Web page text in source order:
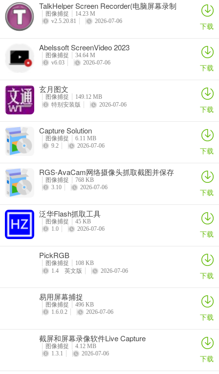
TalkHelper Screen Recorder(电脑屏幕录制
工具)
图像捕捉
14.23 M
v2.5.20.81
2026-07-06 下载
Abelssoft ScreenVideo 2023
图像捕捉
34.64 M
v6.03
2026-07-06 下载
玄月图文
图像捕捉
149.12 MB
特别安装版
2026-07-06 下载
Capture Solution
图像捕捉
6.11 MB
9.2
2026-07-06 下载
RGS-AvaCam网络摄像头抓取截图并保存
图像捕捉
768 KB
3.10
2026-07-06 下载
泛华Flash抓取工具
图像捕捉
45 KB
1.0
2026-07-06 下载
PickRGB
图像捕捉
108 KB
1.4 英文版
2026-07-06 下载
易用屏幕捕捉
图像捕捉
496 KB
1.6.0.2
2026-07-06 下载
截屏和屏幕录像软件Live Capture
图像捕捉
4.12 MB
1.3.1
2026-07-06 下载